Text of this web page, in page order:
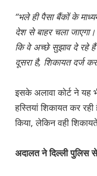
“भले ही पैसा बैंकों के
देश से बाहर चला
कि वे अच्छे सुझाव दे रहे
दूसरा है, शिकायत दर्ज
इसके अलावा कोर्ट ने
हस्तियां शिकायत कर रही
किया, लेकिन वही
अदालत ने दिल्ली पुलिस